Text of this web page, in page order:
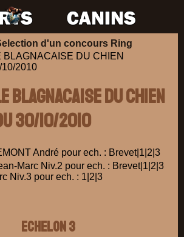
d'un concours Ring
BLAGNACAISE DU CHIEN
2010
BLAGNACAISE DU CHIEN
30/10/2010
André pour ech. : Brevet|1|2|3
Marc Niv.2 pour ech. : Brevet|1|2|3
Niv.3 pour ech. : 1|2|3
ECHELON 3